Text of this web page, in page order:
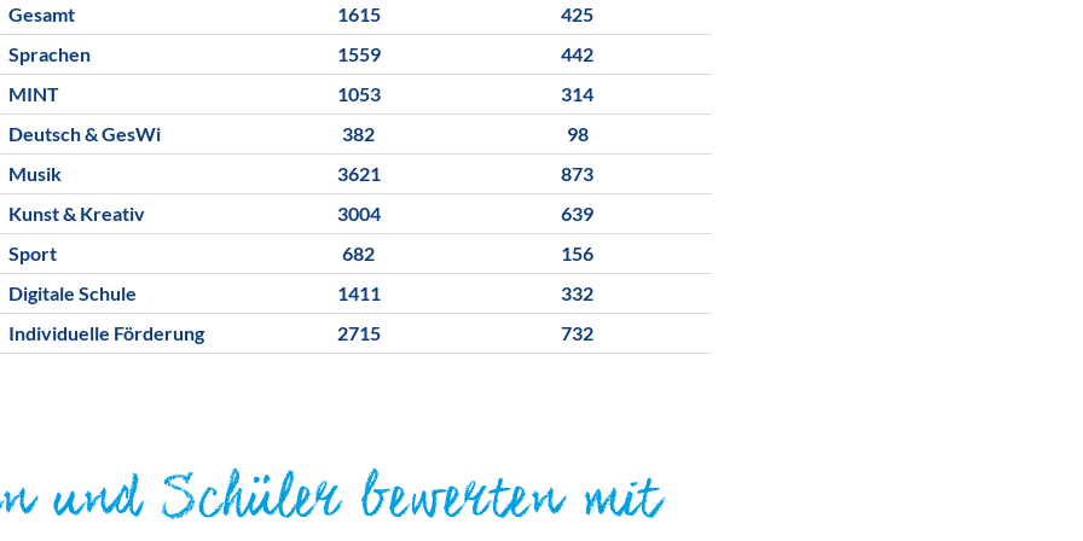
Gesamt 1615
425
Sprachen
1559
442
MINT
1053
314
Deutsch & GesWi
382
98
Musik
3621
873
Kunst & Kreativ
3004
639
Sport
682
156
Digitale Schule
1411
332
Individuelle Förderung
2715 732
und Schüler bewerten mit